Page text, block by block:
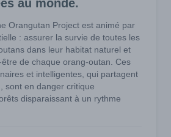
au monde.
Orangutan Project est animé par
: assurer la survie de toutes les
dans leur habitat naturel et
de chaque orang-outan. Ces
et intelligentes, qui partagent
sont en danger critique
disparaissant à un rythme